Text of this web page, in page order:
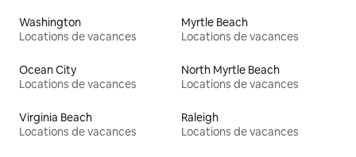
Washington
Locations de vacances
Myrtle Beach
Locations de vacances
Ocean City
Locations de vacances
North Myrtle Beach
Locations de vacances
Virginia Beach
Locations de vacances
Raleigh
Locations de vacances